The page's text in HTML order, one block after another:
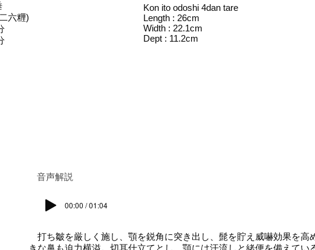
六糎)
Kon ito odoshi 4dan tare
Length : 26cm
Width : 22.1cm
Dept : 11.2cm
​音声解説
00:00 / 01:04
打ち皺を厳しく施し、顎を鋭角に突き出し、髭を貯え威嚇効果を高
きな鼻も迫力横溢。切耳仕立てとし、顎には汗流しと緒便を備えてい